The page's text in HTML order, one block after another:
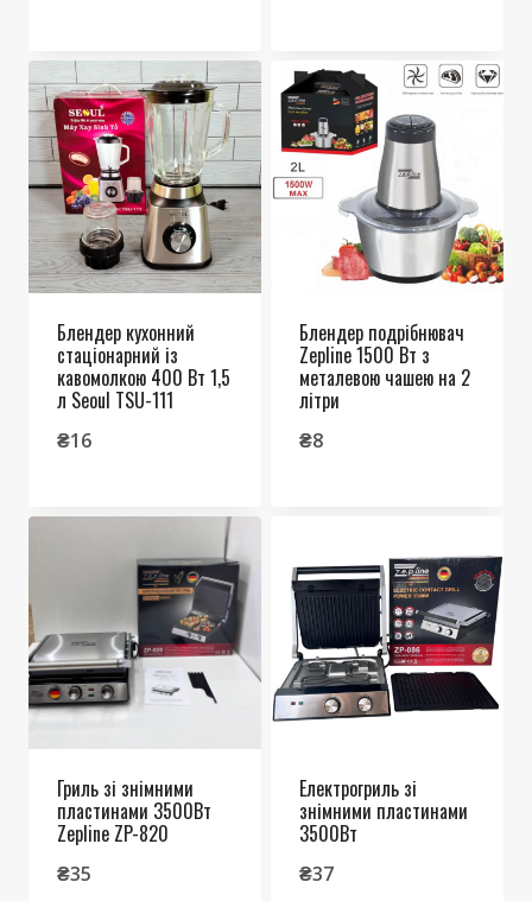
Блендер кухонний
стаціонарний із
кавомолкою 400 Вт 1,5
л Seoul TSU-111
₴16
Блендер подрібнювач
Zepline 1500 Вт з
металевою чашею на 2
літри
₴8
Гриль зі знімними
пластинами 3500Вт
Zepline ZP-820
₴35
Електрогриль зі
знімними пластинами
3500Вт
₴37